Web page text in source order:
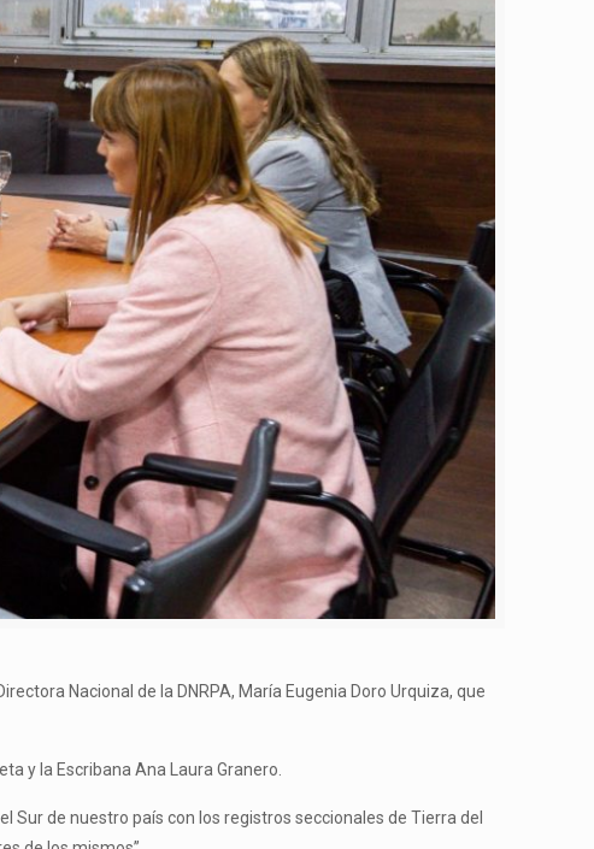
Nacional de la DNRPA, María Eugenia Doro Urquiza, que
y la Escribana Ana Laura Granero.
Sur de nuestro país con los registros seccionales de Tierra del